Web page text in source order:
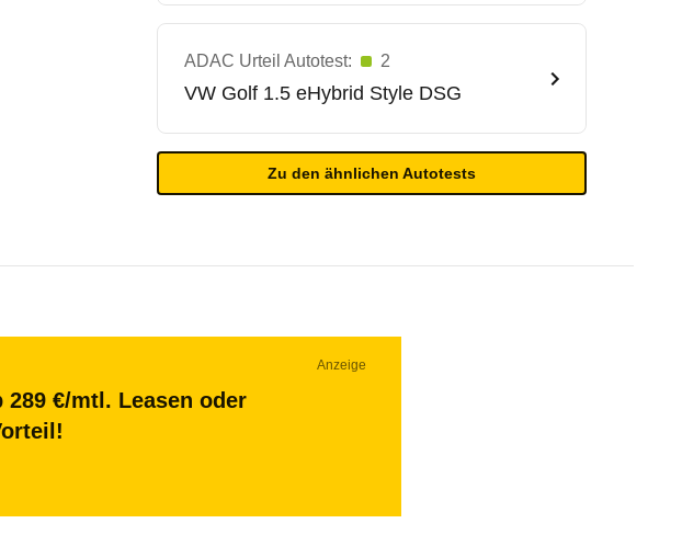
ADAC Urteil Autotest: 2
VW Golf 1.5 eHybrid Style DSG
Zu den ähnlichen Autotests
Anzeige
€/mtl. Leasen oder